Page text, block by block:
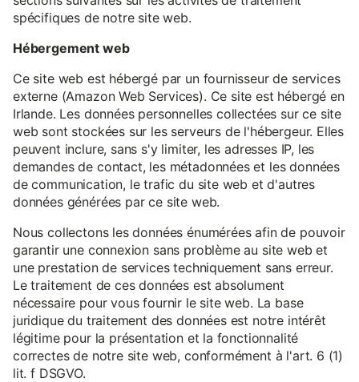
spécifiques de notre site web.
Hébergement web
Ce site web est hébergé par un fournisseur de services
externe (Amazon Web Services). Ce site est hébergé en
Irlande. Les données personnelles collectées sur ce site
web sont stockées sur les serveurs de l'hébergeur. Elles
peuvent inclure, sans s'y limiter, les adresses IP, les
demandes de contact, les métadonnées et les données
de communication, le trafic du site web et d'autres
données générées par ce site web.
Nous collectons les données énumérées afin de pouvoir
garantir une connexion sans problème au site web et
une prestation de services techniquement sans erreur.
Le traitement de ces données est absolument
nécessaire pour vous fournir le site web. La base
juridique du traitement des données est notre intérêt
légitime pour la présentation et la fonctionnalité
correctes de notre site web, conformément à l'art. 6 (1)
lit. f DSGVO.